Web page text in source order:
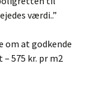
værdi..”
om at godkende
575 kr. pr m2